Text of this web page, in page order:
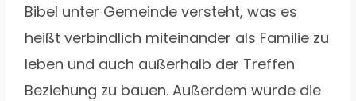
Bibel unter Gemeinde versteht, was es
heißt verbindlich miteinander als Familie zu
leben und auch außerhalb der Treffen
Beziehung zu bauen. Außerdem wurde die